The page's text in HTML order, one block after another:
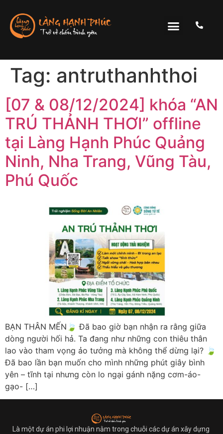
Tag: antruthanhthoi
[07 & 08/12/2024] khóa “AN
TRÚ THẢNH THƠI” offline
tại Làng Hạnh Phúc Quảng
Ninh, Nha Trang, Vũng Tàu,
Phú Quốc
BẠN THÂN MẾN🍃 Đã bao giờ bạn nhận ra rằng giữa
dòng người hối hả. Ta đang như những con thiêu thân
lao vào tham vọng ảo tưởng mà không thể dừng lại? 🍃
Đã bao lần bạn muốn cho mình những phút giây bình
yên – tĩnh tại nhưng còn lo ngại gánh nặng cơm-áo-
gạo- […]
Là một dự án phi lợi nhuận nằm trong chuỗi các dự án xây dựng